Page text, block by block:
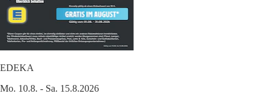
EDEKA
Mo. 10.8. - Sa. 15.8.2026